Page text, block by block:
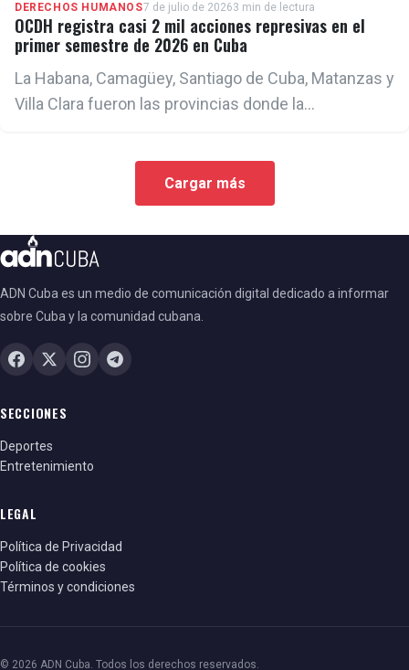
DERECHOS HUMANOS7 de julio de 20263 min de lectura
OCDH registra casi 2 mil acciones represivas en el
primer semestre de 2026 en Cuba
La Habana, Camagüey, Santiago de Cuba, Matanzas y
Villa Clara fueron las provincias donde la
abril y mayo fueron los meses con mayor nivel de
Cargar más
ADN Cuba es un medio de comunicación digital dedicado a informar
sobre Cuba y la comunidad cubana.
SECCIONES
Deportes
Entretenimiento
LEGAL
Política de Privacidad
Política de cookies
Términos y condiciones
© 2026 ADN Cuba. Todos los derechos reservados.